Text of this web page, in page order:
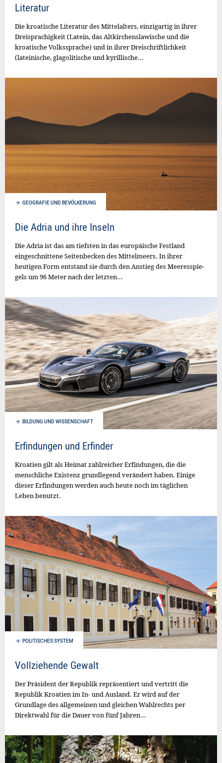
Literatur
Die kroatische Literatur des Mittelalters, einzigartig in ihrer
Dreisprachigkeit (Latein, das Altkirchenslawische und die
kroatische Volkssprache) und in ihrer Dreischriftlichkeit
(lateinische, glagolitische und kyrillische...
GEOGRAFIE UND BEVÖLKERUNG
Die Adria und ihre Inseln
Die Adria ist das am tiefsten in das europäi­­sche Festland
eingeschnittene Seitenbecken des Mittelmeers. In ihrer
heutigen Form entstand sie durch den Anstieg des Meeres­spie­
gels um 96 Meter nach der letzten...
BILDUNG UND WISSENSCHAFT
Erfindungen und Erfinder
Kroatien gilt als Heimat zahlreicher Erfindungen, die die
menschliche Existenz grundlegend verändert haben. Einige
dieser Erfindungen werden auch heute noch im täglichen
Leben benutzt.
POLITISCHES SYSTEM
Vollziehende Gewalt
Der Präsident der Republik repräsentiert und vertritt die
Republik Kroatien im In- und Ausland. Er wird auf der
Grundlage des allgemeinen und gleichen Wahlrechts per
Direktwahl für die Dauer von fünf Jahren...